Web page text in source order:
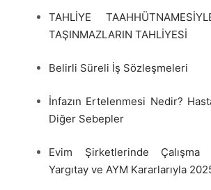
TAHLİYE
TAŞINMAZLARIN TAHLİYESİ
Belirli Süreli İş Sözleşmeleri
İnfazın Ertelenmesi Nedir?
Diğer Sebepler
Evim Şirketlerinde Çalışma
Yargıtay ve AYM Kararlarıyla